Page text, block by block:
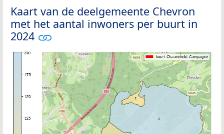
Kaart van de deelgemeente Chevron
met het aantal inwoners per buurt in
2024